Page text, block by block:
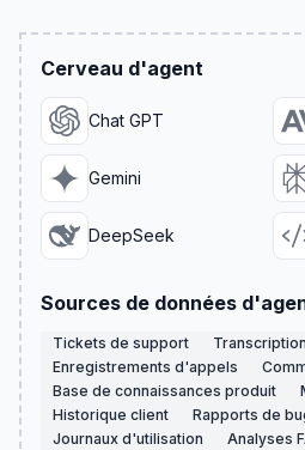
Cerveau d'agent
Chat GPT
Gemini
DeepSeek
Sources de données
Tickets de support
Enregistrements d'appels
Base de connaissances produit
Historique client
Rapports de
Journaux d'utilisation
Analyses